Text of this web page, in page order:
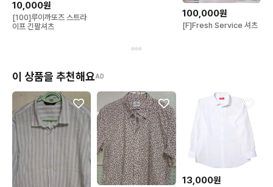
10,000원
[100]루이까또즈 스트라
이프 긴팔셔츠
100,000원
[F]Fresh Service 셔츠
이 상품을 추천해요AD
13,000원